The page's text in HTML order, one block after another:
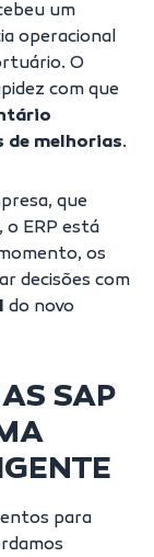
um
operacional
. O
com que
de melhorias.
que
ERP está
os
decisões com
do novo
SAP
para